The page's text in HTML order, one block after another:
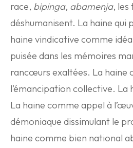
race, bipinga, abamenja, les
déshumanisent. La haine qui
haine vindicative comme
puisée dans les mémoires
rancœurs exaltées. La haine
l’émancipation collective. La
La haine comme appel à
démoniaque dissimulant le
haine comme bien national